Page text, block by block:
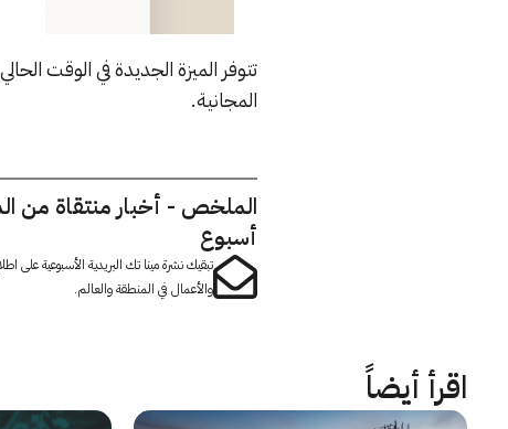
تتوفر الميزة الجديدة في الوقت
المجانية.
الملخص - أخبار منتقاة من
أسبوع
تبقيك نشرة مينا تك البريدية الأسبوعية على
والأعمال في المنطقة والعالم.
اقرأ أيضاً